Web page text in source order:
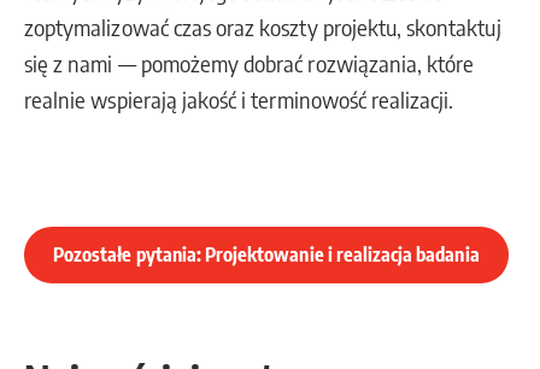
zoptymalizować czas oraz koszty projektu, skontaktuj
się z nami — pomożemy dobrać rozwiązania, które
realnie wspierają jakość i terminowość realizacji.
Pozostałe pytania: Projektowanie i realizacja badania